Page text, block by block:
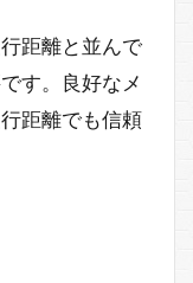
距離と並んで
す。良好なメ
距離でも信頼